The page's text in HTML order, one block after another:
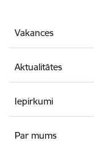
Vakances
Aktualitātes
Iepirkumi
Par mums